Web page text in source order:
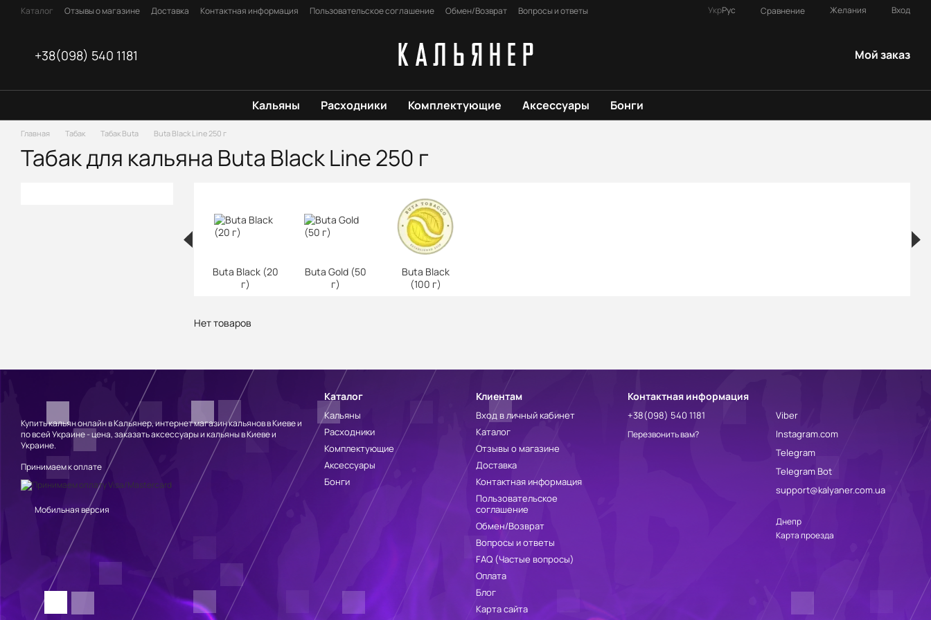
Перейти к основному контенту
Каталог Отзывы о магазине Доставка Контактная информация Пользовательское соглашение Обмен/Возврат
Вопросы и ответы
УкрРус Сравнение Желания Вход
+38(098) 540 1181 Мой заказ
Кальяны Расходники Комплектующие Аксессуары Бонги
Главная Табак Табак Buta Buta Black Line 250 г
Табак для кальяна Buta Black Line 250 г
Buta Black (20
г)
Buta Gold (50
г)
Buta Black
(100 г)
Нет товаров
Купить кальян онлайн в Кальянер, интернет магазин кальянов в Киеве и
по всей Украине - цена, заказать аксессуары и кальяны в Киеве и
Украине.
Принимаем к оплате
Мобильная версия
Каталог
Кальяны
Расходники
Комплектующие
Аксессуары
Бонги
Клиентам
Вход в личный кабинет
Каталог
Отзывы о магазине
Доставка
Контактная информация
Пользовательское
соглашение
Обмен/Возврат
Вопросы и ответы
FAQ (Частые вопросы)
Оплата
Блог
Карта сайта
Контактная информация
+38(098) 540 1181
Перезвонить вам?
Viber
Instagram.com
Telegram
Telegram Bot
support@kalyaner.com.ua
Днепр
Карта проезда